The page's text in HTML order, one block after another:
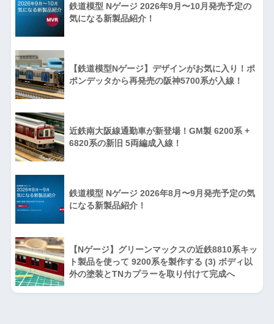
鉄道模型 Nゲージ 2026年9月〜10月発売予定の
気になる新製品紹介！
【鉄道模型Nゲージ】デザインがお気に入り！ポ
ポンデッタから再発売の阪神5700系が入線！
近鉄南大阪線通勤車が新登場！GM製 6200系 +
6820系の新旧 5両編成入線！
鉄道模型 Nゲージ 2026年8月〜9月発売予定の気
になる新製品紹介！
【Nゲージ】グリーンマックスの近鉄8810系キッ
ト製品を使って 9200系を製作する (3) ボディ以
外の塗装とTNカプラーを取り付けて完成へ